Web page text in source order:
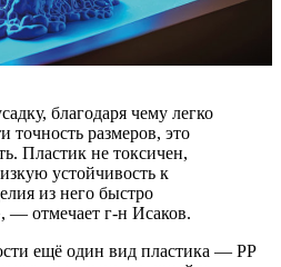
благодаря чему легко
точность размеров, это
Пластик не токсичен,
устойчивость к
из него быстро
— отмечает г-н Исаков.
ещё один вид пластика — PP